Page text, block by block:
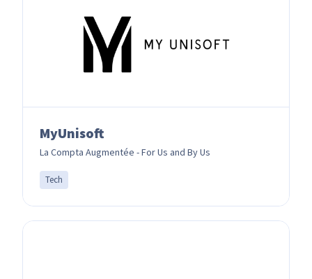
MyUnisoft
La Compta Augmentée - For Us and By Us
Tech